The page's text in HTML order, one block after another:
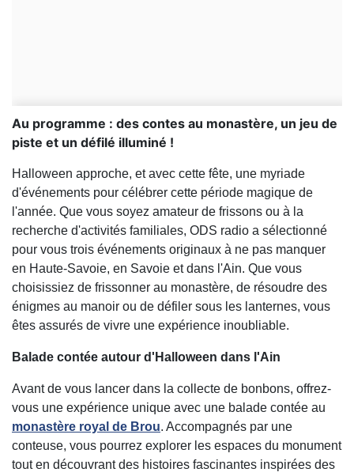
Au programme : des contes au monastère, un jeu de
piste et un défilé illuminé !
Halloween approche, et avec cette fête, une myriade
d'événements pour célébrer cette période magique de
l'année. Que vous soyez amateur de frissons ou à la
recherche d'activités familiales, ODS radio a sélectionné
pour vous trois événements originaux à ne pas manquer
en Haute-Savoie, en Savoie et dans l'Ain. Que vous
choisissiez de frissonner au monastère, de résoudre des
énigmes au manoir ou de défiler sous les lanternes, vous
êtes assurés de vivre une expérience inoubliable.
Balade contée autour d'Halloween dans l'Ain
Avant de vous lancer dans la collecte de bonbons, offrez-
vous une expérience unique avec une balade contée au
monastère royal de Brou. Accompagnés par une
conteuse, vous pourrez explorer les espaces du monument
tout en découvrant des histoires fascinantes inspirées des